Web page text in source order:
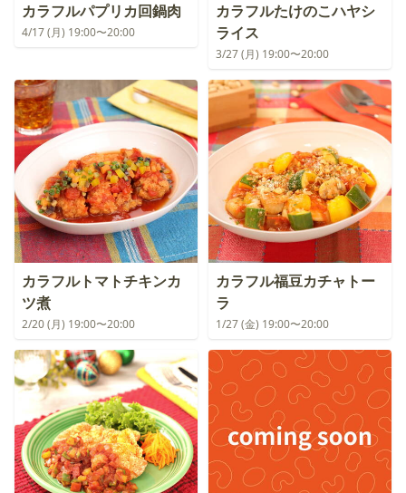
カラフルパプリカ回鍋肉
4/17 (月) 19:00〜20:00
カラフルたけのこハヤシ
ライス
3/27 (月) 19:00〜20:00
カラフルトマトチキンカ
ツ煮
2/20 (月) 19:00〜20:00
カラフル福豆カチャトー
ラ
1/27 (金) 19:00〜20:00